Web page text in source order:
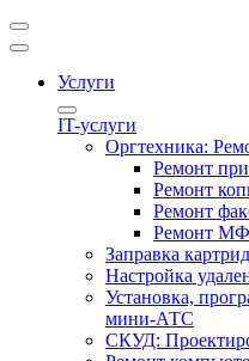
Услуги
IT-услуги
Оргтехника:
Ремонт
Ремонт
Ремонт
Ремонт
Заправка
Настройка
Установка,
мини-АТС
СКУД: